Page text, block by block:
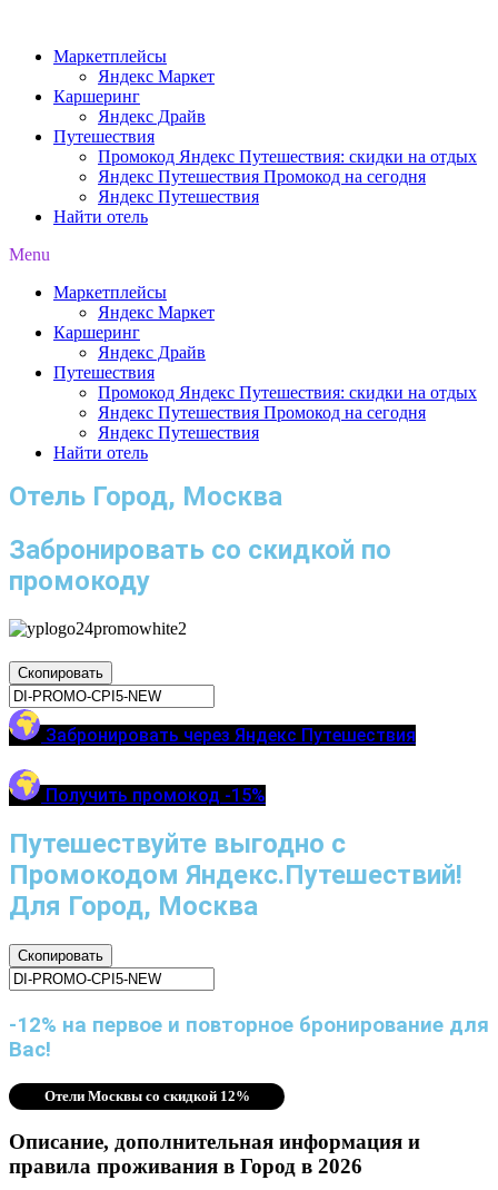
содержимому
Маркетплейсы
Яндекс Маркет
Каршеринг
Яндекс Драйв
Путешествия
Промокод Яндекс Путешествия: скидки на отдых
Яндекс Путешествия Промокод на сегодня
Яндекс Путешествия
Найти отель
Menu
Маркетплейсы
Яндекс Маркет
Каршеринг
Яндекс Драйв
Путешествия
Промокод Яндекс Путешествия: скидки на отдых
Яндекс Путешествия Промокод на сегодня
Яндекс Путешествия
Найти отель
Отель Город, Москва
Забронировать со скидкой по
промокоду
Скопировать
Забронировать через Яндекс Путешествия
Получить промокод -15%
Путешествуйте выгодно с
Промокодом Яндекс.Путешествий!
Для Город, Москва
Скопировать
-12% на первое и повторное бронирование для
Вас!
Отели Москвы со скидкой 12%
Описание, дополнительная информация и
правила проживания в Город в 2026